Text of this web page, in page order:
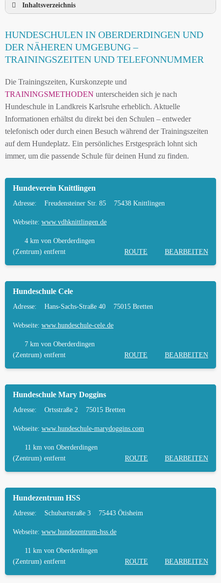
Inhaltsverzeichnis
UMGEBUNG
HUNDESCHULEN IN OBERDERDINGEN UND
MOBILE HUNDETRAINER IN OBERDERDINGEN
UND UMGEBUNG
OBERDERDINGEN
HUNDEFREUNDLICHE ORTE UND
FREILAUFFLÄCHEN IN OBERDERDINGEN
LANDKREIS KARLSRUHE – ONLINE-TEST
HUNDEPLATZ MIETEN FÜR EINEN SICHEREN
FREILAUF
HÄUFIGE FRAGEN ZUR HUNDESCHULE IN
OBERDERDINGEN
TIERARZT UND NOTFALLTIERARZT IN
OBERDERDINGEN
HUNDESCHULEN IN OBERDERDINGEN UND
DER NÄHEREN UMGEBUNG –
TRAININGSZEITEN UND TELEFONNUMMER
Die Trainingszeiten, Kurskonzepte und
TRAININGSMETHODEN unterscheiden sich je nach
Hundeschule in Landkreis Karlsruhe erheblich. Aktuelle
Informationen erhältst du direkt bei den Schulen – entweder
telefonisch oder durch einen Besuch während der Trainingszeiten
auf dem Hundeplatz. Ein persönliches Erstgespräch lohnt sich
immer, um die passende Schule für deinen Hund zu finden.
Hundeverein Knittlingen
Adresse: Freudensteiner Str. 85 75438 Knittlingen
Webseite: www.vdhknittlingen.de
4 km von Oberderdingen
(Zentrum) entfernt
ROUTE BEARBEITEN
Hundeschule Cele
Adresse: Hans-Sachs-Straße 40 75015 Bretten
Webseite: www.hundeschule-cele.de
7 km von Oberderdingen
(Zentrum) entfernt
ROUTE BEARBEITEN
Hundeschule Mary Doggins
Adresse: Ortsstraße 2 75015 Bretten
Webseite: www.hundeschule-marydoggins.com
11 km von Oberderdingen
(Zentrum) entfernt
ROUTE BEARBEITEN
Hundezentrum HSS
Adresse: Schubartstraße 3 75443 Ötisheim
Webseite: www.hundezentrum-hss.de
11 km von Oberderdingen
(Zentrum) entfernt
ROUTE BEARBEITEN